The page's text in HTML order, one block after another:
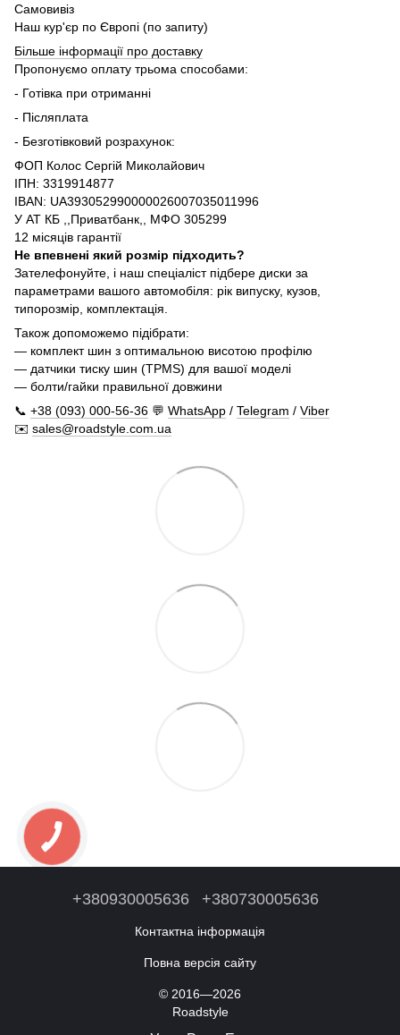
Самовивіз
Наш кур'єр по Європі (по запиту)
Більше інформації про доставку
Пропонуємо оплату трьома способами:
- Готівка при отриманні
- Післяплата
- Безготівковий розрахунок:
ФОП Колос Сергій Миколайович
ІПН: 3319914877
IBAN: UA393052990000026007035011996
У АТ КБ ,,Приватбанк,, МФО 305299
12 місяців гарантії
Не впевнені який розмір підходить?
Зателефонуйте, і наш спеціаліст підбере диски за
параметрами вашого автомобіля: рік випуску, кузов,
типорозмір, комплектація.
Також допоможемо підібрати:
— комплект шин з оптимальною висотою профілю
— датчики тиску шин (TPMS) для вашої моделі
— болти/гайки правильної довжини
📞 +38 (093) 000-56-36 💬 WhatsApp / Telegram / Viber
✉️ sales@roadstyle.com.ua
+380930005636 +380730005636
Контактна інформація
Повна версія сайту
© 2016—2026
Roadstyle